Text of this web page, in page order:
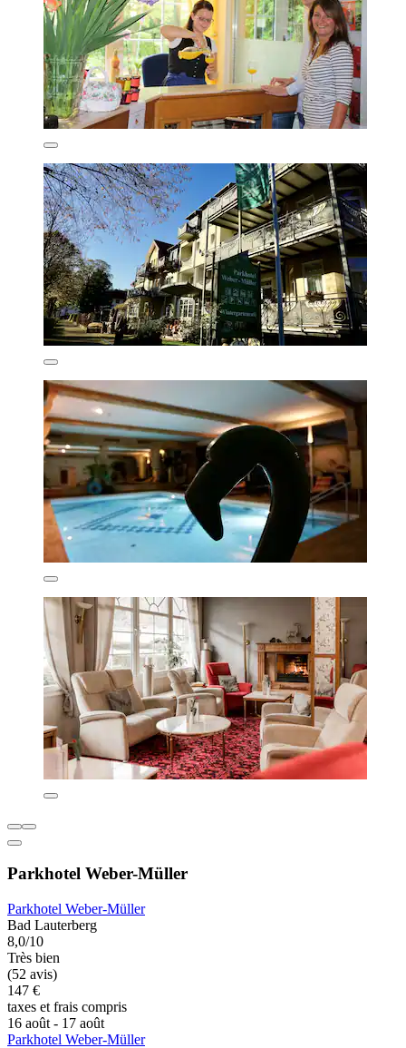
Parkhotel Weber-Müller
Parkhotel Weber-Müller
Bad Lauterberg
8,0/10
Très bien
(52 avis)
147 €
taxes et frais compris
16 août - 17 août
Parkhotel Weber-Müller